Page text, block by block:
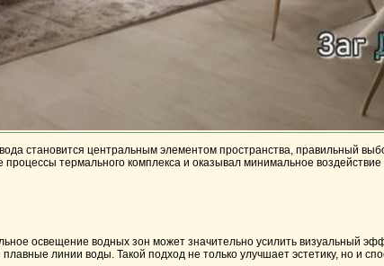
становится центральным элементом пространства, правильный
термального комплекса и оказывал минимальное
освещение водных зон может значительно усилить визуальный
линии воды. Такой подход не только улучшает эстетику, но и